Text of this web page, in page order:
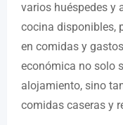
varios huéspedes y
cocina disponibles,
en comidas y
económica no solo
alojamiento, sino
comidas caseras y